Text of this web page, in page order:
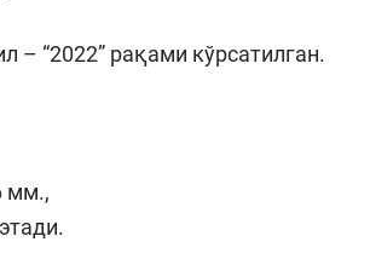
– “2022” рақами кўрсатилган.
мм.,